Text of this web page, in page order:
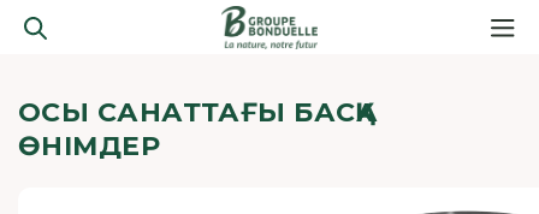
ОСЫ САНАТТАҒЫ БАСҚА
ӨНІМДЕР